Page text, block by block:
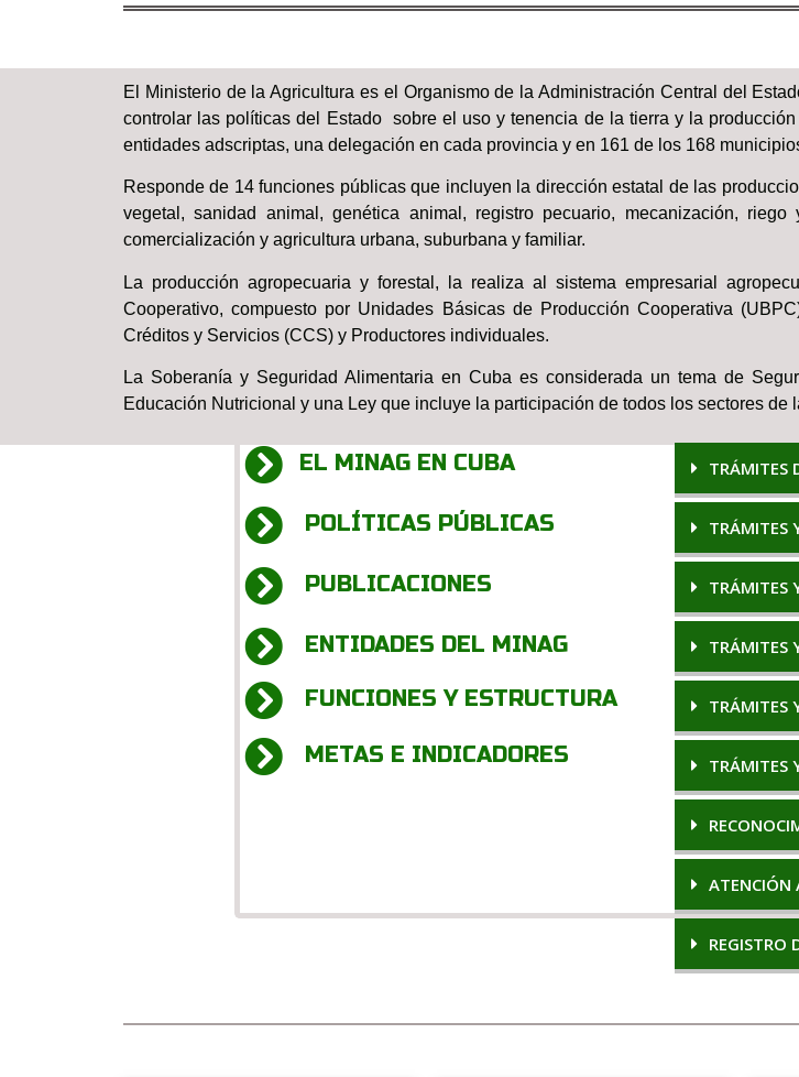
El Ministerio de la Agricultura es el Organismo de la Administración Central del
controlar las políticas del Estado sobre el uso y tenencia de la tierra y la
entidades adscriptas, una delegación en cada provincia y en 161 de los 168
Responde de 14 funciones públicas que incluyen la dirección estatal de las
vegetal, sanidad animal, genética animal, registro pecuario, mecanización,
comercialización y agricultura urbana, suburbana y familiar.
La producción agropecuaria y forestal, la realiza al sistema empresarial
Cooperativo, compuesto por Unidades Básicas de Producción Cooperativa
Créditos y Servicios (CCS) y Productores individuales.
La Soberanía y Seguridad Alimentaria en Cuba es considerada un tema de
Educación Nutricional y una Ley que incluye la participación de todos los sectores de
EL MINAG EN CUBA
POLÍTICAS PÚBLICAS
PUBLICACIONES
ENTIDADES DEL MINAG
FUNCIONES Y ESTRUCTURA
METAS E INDICADORES
TRÁMITES
TRÁMITES
TRÁMITES
TRÁMITES
TRÁMITES
TRÁMITES
ATENCIÓN
REGISTRO